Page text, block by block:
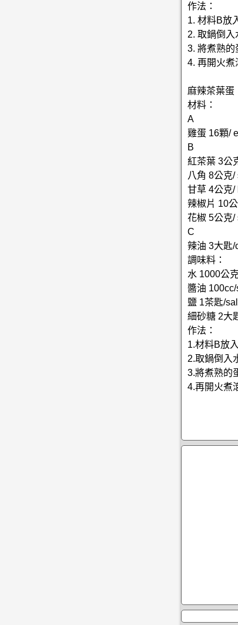
作法：
1. 材料B放
2. 取鍋倒入
3. 將煮熟的
4. 再開火煮
麻辣茶葉蛋
材料：
A
雞蛋 16顆/
B
紅茶葉 3公
八角 8公克/
甘草 4公克/
辣椒片 10
花椒 5公克/
C
辣油 3大匙/
調味料：
水 1000公
醬油
鹽 1茶匙/
細砂糖 2大
作法：
1.材料B放
2.取鍋倒入
3.將煮熟的
4.再開火煮